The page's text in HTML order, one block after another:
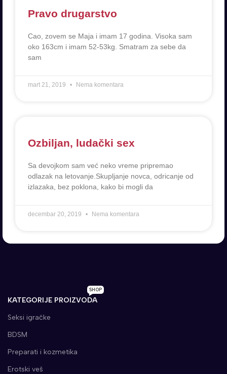
Pravo drugarstvo
Cao, zovem se Maja i imam 17 godina. Visoka sam
oko 163cm i imam 52-53kg. Smatram za sebe da
sam
mart 21, 2019 Nema komentara
Ozbiljan, ludački sex
Sa devojkom sam već neko vreme pripremao
odlazak na letovanje.Skupljanje novca, odricanje od
izlazaka, bez poklona, kako bi mogli da
decembar 20, 2019 Nema komentara
KATEGORIJE PROIZVODA
SHOP
Seksi igračke
BDSM
Preparati i kozmetika
Erotski veš